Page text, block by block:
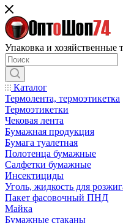
Упаковка и хозяйственные
Каталог
Термолента, термоэтикетка
Термоэтикетки
Чековая лента
Бумажная продукция
Бумага туалетная
Полотенца бумажные
Салфетки бумажные
Инсектициды
Уголь, жидкость для
Пакет фасовочный ПНД
Майка
Бумажные стаканы